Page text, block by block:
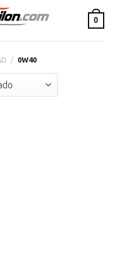
0
/ 0W40